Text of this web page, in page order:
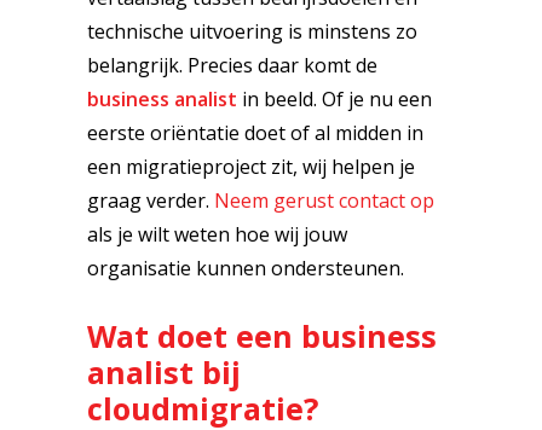
technische uitvoering is minstens zo
belangrijk. Precies daar komt de
business analist in beeld. Of je nu een
eerste oriëntatie doet of al midden in
een migratieproject zit, wij helpen je
graag verder. Neem gerust contact op
als je wilt weten hoe wij jouw
organisatie kunnen ondersteunen.
Wat doet een business
analist bij
cloudmigratie?